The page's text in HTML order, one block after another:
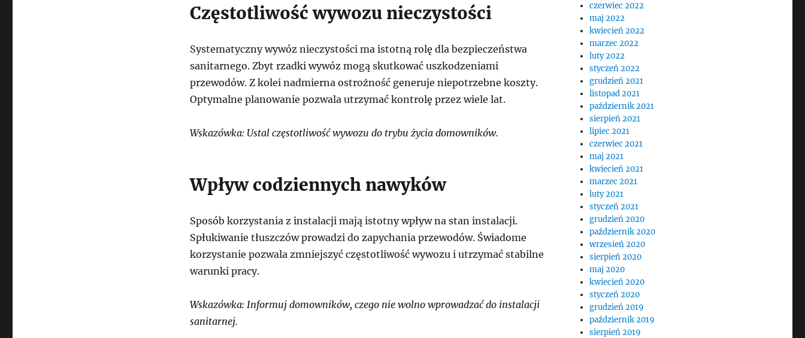
Częstotliwość wywozu nieczystości
Systematyczny wywóz nieczystości ma istotną rolę dla bezpieczeństwa
sanitarnego. Zbyt rzadki wywóz mogą skutkować uszkodzeniami
przewodów. Z kolei nadmierna ostrożność generuje niepotrzebne koszty.
Optymalne planowanie pozwala utrzymać kontrolę przez wiele lat.
Wskazówka: Ustal częstotliwość wywozu do trybu życia domowników.
Wpływ codziennych nawyków
Sposób korzystania z instalacji mają istotny wpływ na stan instalacji.
Spłukiwanie tłuszczów prowadzi do zapychania przewodów. Świadome
korzystanie pozwala zmniejszyć częstotliwość wywozu i utrzymać stabilne
warunki pracy.
Wskazówka: Informuj domowników, czego nie wolno wprowadzać do instalacji
sanitarnej.
czerwiec 2022
maj 2022
kwiecień 2022
marzec 2022
luty 2022
styczeń 2022
grudzień 2021
listopad 2021
październik 2021
sierpień 2021
lipiec 2021
czerwiec 2021
maj 2021
kwiecień 2021
marzec 2021
luty 2021
styczeń 2021
grudzień 2020
październik 2020
wrzesień 2020
sierpień 2020
maj 2020
kwiecień 2020
styczeń 2020
grudzień 2019
październik 2019
sierpień 2019